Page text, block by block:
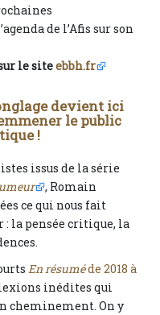
de l’Afis sur son
le siteebbh.fr
devient ici
le public
!
issus de la série
, Romain
ce qui nous fait
la pensée critique, la
En résuméde 2018 à
inédites qui
cheminement. On y